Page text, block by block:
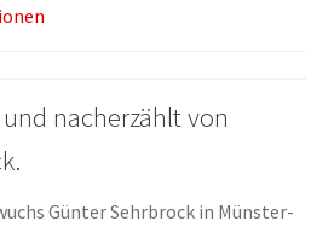
nacherzählt von
Günter Sehr­brock in Münster-